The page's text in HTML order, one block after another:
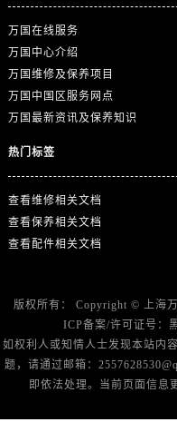
万国在线服务
万国中心介绍
万国维修及保养项目
万国中国区服务网点
万国最新资讯及保养知识
热门标签
查看维修相关文档
查看保养相关文档
查看配件相关文档
版权所有： Copyright © 上海
ICP备案/许可证号：
如权利人或知情人士发现本站内
题，请通过邮箱：
即依法处理。当前页面信息